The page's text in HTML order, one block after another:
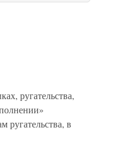
ругательства,
ругательства, в